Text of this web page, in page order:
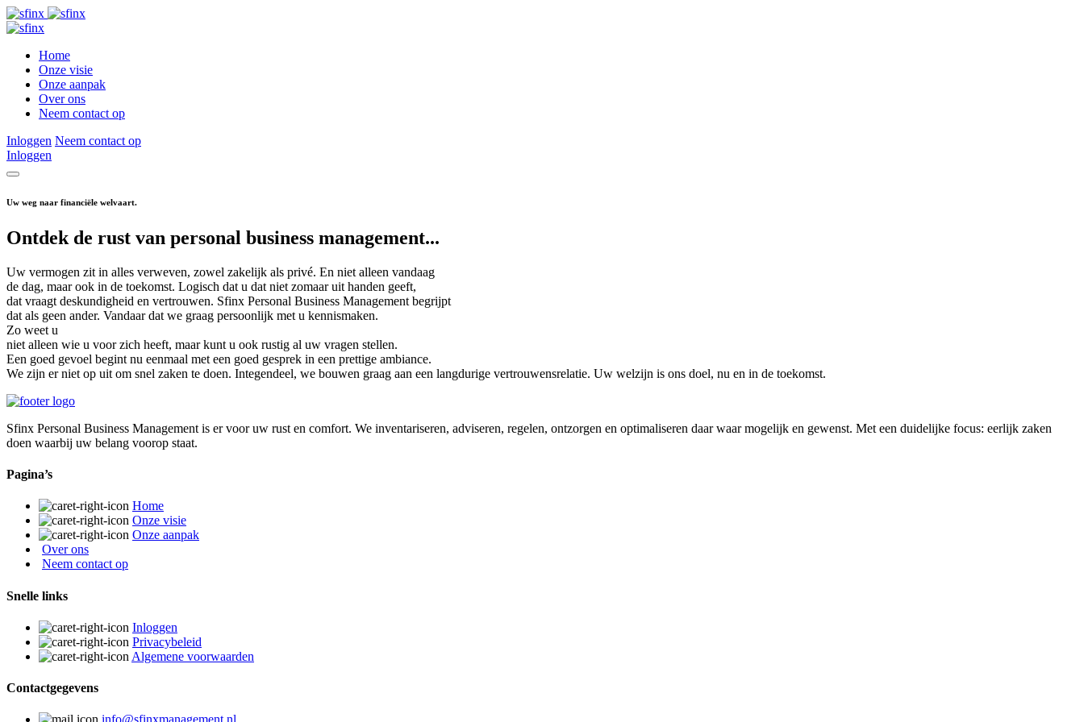
Home
Onze visie
Onze aanpak
Over ons
Neem contact op
Inloggen Neem contact op
Inloggen
Uw weg naar financiële welvaart.
Ontdek de rust van personal business management...
Uw vermogen zit in alles verweven, zowel zakelijk als privé. En niet alleen vandaag
de dag, maar ook in de toekomst. Logisch dat u dat niet zomaar uit handen geeft,
dat vraagt deskundigheid en vertrouwen. Sfinx Personal Business Management begrijpt
dat als geen ander. Vandaar dat we graag persoonlijk met u kennismaken.
Zo weet u
niet alleen wie u voor zich heeft, maar kunt u ook rustig al uw vragen stellen.
Een goed gevoel begint nu eenmaal met een goed gesprek in een prettige ambiance.
We zijn er niet op uit om snel zaken te doen. Integendeel, we bouwen graag aan een langdurige vertrouwensrelatie. Uw welzijn is ons doel, nu en in de toekomst.
Sfinx Personal Business Management is er voor uw rust en comfort. We inventariseren, adviseren, regelen, ontzorgen en optimaliseren daar waar mogelijk en gewenst. Met een duidelijke focus: eerlijk zaken
doen waarbij uw belang voorop staat.
Pagina’s
Home
Onze visie
Onze aanpak
Over ons
Neem contact op
Snelle links
Inloggen
Privacybeleid
Algemene voorwaarden
Contactgegevens